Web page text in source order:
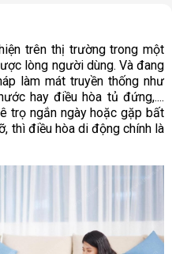
trên thị trường trong một
lòng người dùng. Và đang
làm mát truyền thống như
hay điều hòa tủ đứng,....
trọ ngắn ngày hoặc gặp bất
thì điều hòa di động chính là